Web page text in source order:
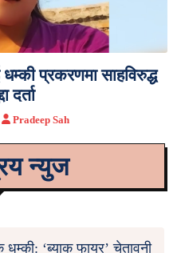
प्रकरणमा साहविरुद्ध
दर्ता
Pradeep Sah
न्युज
‘ब्याक फायर’ चेतावनी